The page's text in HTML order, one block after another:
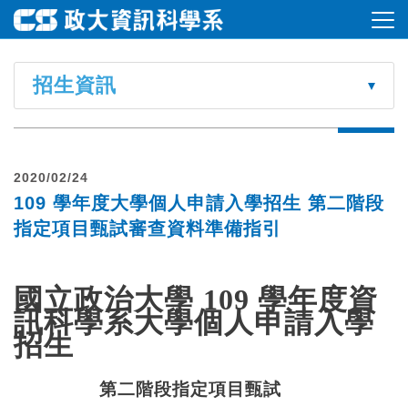
招生資訊
2020/02/24
109 學年度大學個人申請入學招生 第二階段
指定項目甄試審查資料準備指引
國立政治大學109 學年度資
訊科學系大學個人申請入學
招生
第二階段指定項目甄試